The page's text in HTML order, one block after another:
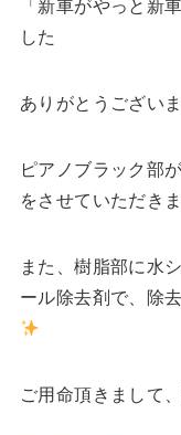
した
ありがとうござい
ピアノブラック部
をさせていただき
また、樹脂部に水
ール除去剤で、除
ご用命頂きまして